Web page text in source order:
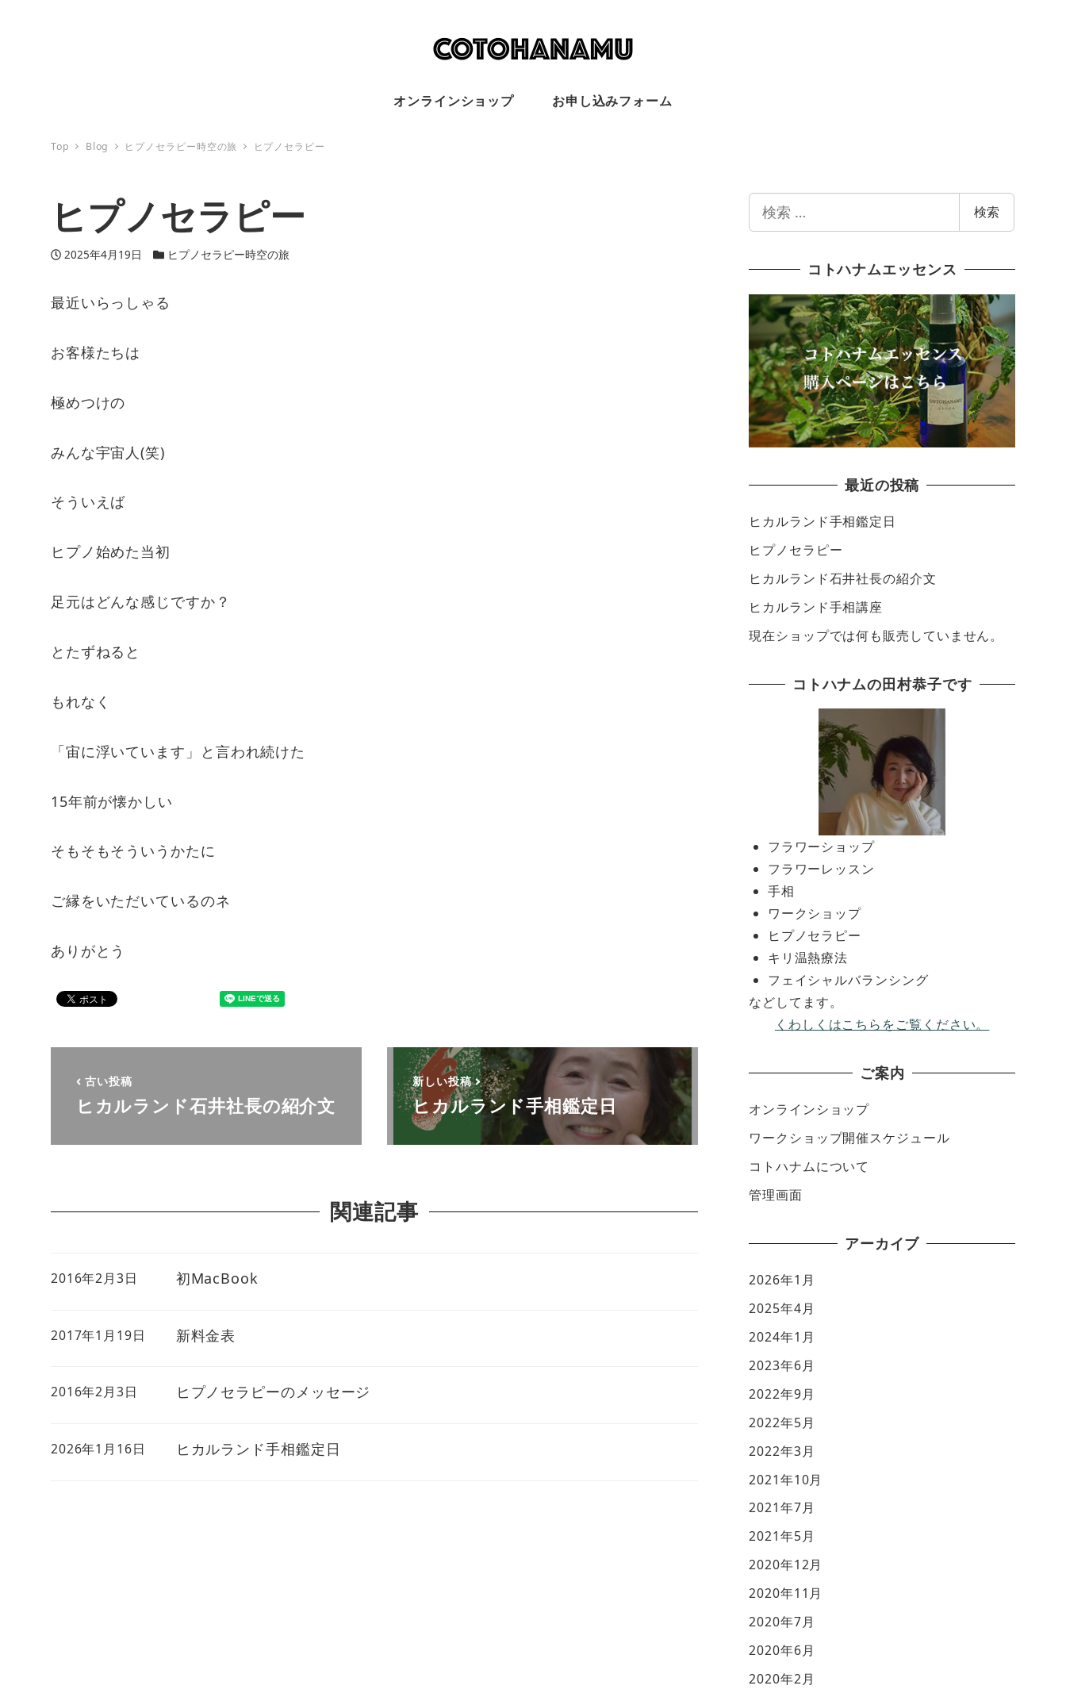
オンラインショップ お申し込みフォーム
Top Blog ヒプノセラピー時空の旅 ヒプノセラピー
ヒプノセラピー
投稿日
2025年4月19日 カテゴリー
ヒプノセラピー時空の旅
最近いらっしゃる
お客様たちは
極めつけの
みんな宇宙人(笑)
そういえば
ヒプノ始めた当初
足元はどんな感じですか？
とたずねると
もれなく
「宙に浮いています」と言われ続けた
15年前が懐かしい
そもそもそういうかたに
ご縁をいただいているのネ
ありがとう
古い投稿
ヒカルランド石井社長の紹介文
新しい投稿
ヒカルランド手相鑑定日
関連記事
初MacBook
2016年2月3日
新料金表
2017年1月19日
ヒプノセラピーのメッセージ
2016年2月3日
ヒカルランド手相鑑定日
2026年1月16日
索
検索
コトハナムエッセンス
最近の投稿
ヒカルランド手相鑑定日
ヒプノセラピー
ヒカルランド石井社長の紹介文
ヒカルランド手相講座
現在ショップでは何も販売していません。
コトハナムの田村恭子です
フラワーショップ
フラワーレッスン
手相
ワークショップ
ヒプノセラピー
キリ温熱療法
フェイシャルバランシング
などしてます。
くわしくはこちらをご覧ください。
ご案内
オンラインショップ
ワークショップ開催スケジュール
コトハナムについて
管理画面
アーカイブ
2026年1月
2025年4月
2024年1月
2023年6月
2022年9月
2022年5月
2022年3月
2021年10月
2021年7月
2021年5月
2020年12月
2020年11月
2020年7月
2020年6月
2020年2月